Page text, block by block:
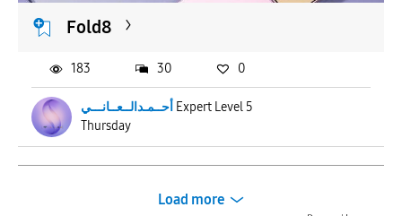
Fold8
أحــمـدالــعــانـــي Expert Level 5
Thursday
183 30 0
Load more